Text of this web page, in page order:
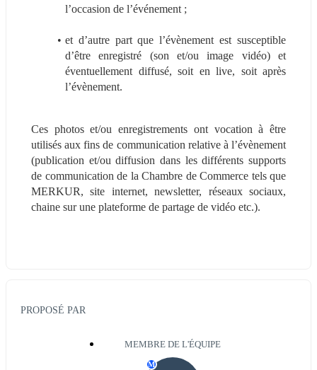
l’occasion de l’événement ;
et d’autre part que l’évènement est susceptible
d’être enregistré (son et/ou image vidéo) et
éventuellement diffusé, soit en live, soit après
l’évènement.
Ces photos et/ou enregistrements ont vocation à être
utilisés aux fins de communication relative à l’évènement
(publication et/ou diffusion dans les différents supports
de communication de la Chambre de Commerce tels que
MERKUR, site internet, newsletter, réseaux sociaux,
chaine sur une plateforme de partage de vidéo etc.).
PROPOSÉ PAR
MEMBRE DE L'ÉQUIPE
M